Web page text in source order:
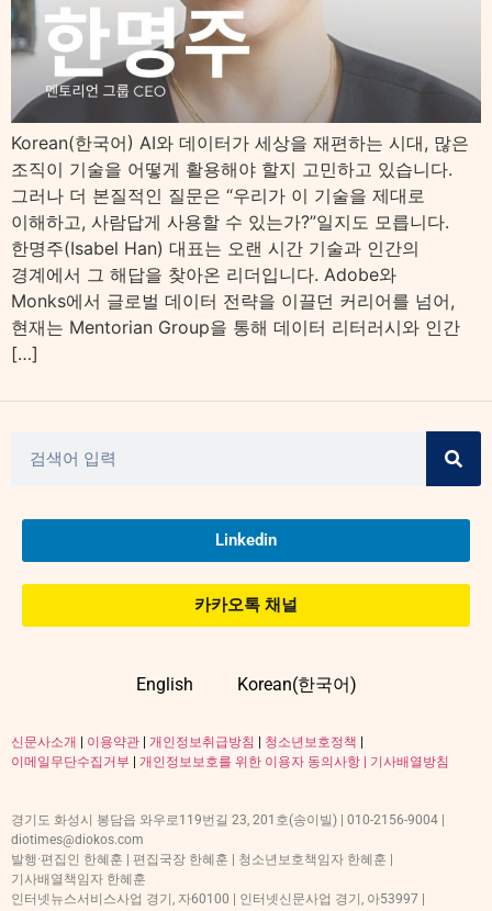
Korean(한국어) AI와 데이터가 세상을 재편하는 시대, 많은
조직이 기술을 어떻게 활용해야 할지 고민하고 있습니다.
그러나 더 본질적인 질문은 “우리가 이 기술을 제대로
이해하고, 사람답게 사용할 수 있는가?”일지도 모릅니다.
한명주(Isabel Han) 대표는 오랜 시간 기술과 인간의
경계에서 그 해답을 찾아온 리더입니다. Adobe와
Monks에서 글로벌 데이터 전략을 이끌던 커리어를 넘어,
현재는 Mentorian Group을 통해 데이터 리터러시와 인간
[…]
Linkedin
카카오톡 채널
English Korean(한국어)
신문사소개 이용약관 개인정보취급방침 청소년보호정책
이메일무단수집거부
개인정보보호를 위한 이용자 동의사항 | 기사배열방침
경기도 화성시 봉담읍 와우로119번길 23, 201호(송이빌) | 010-2156-9004 |
diotimes@diokos.com
발행·편집인 한혜훈 | 편집국장 한혜훈 | 청소년보호책임자 한혜훈 |
기사배열책임자 한혜훈
인터넷뉴스서비스사업 경기, 자60100 | 인터넷신문사업 경기, 아53997 |